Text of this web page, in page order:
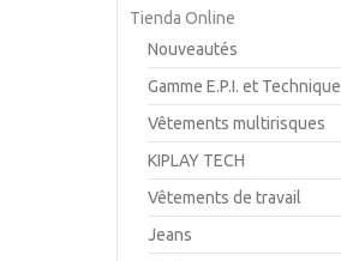
Tienda Online
Nouveautés
Gamme E.P.I. et Technique
Vêtements multirisques
KIPLAY TECH
Vêtements de travail
Jeans